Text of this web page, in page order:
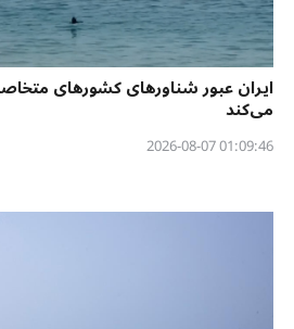
ایران عبور شناورهای کشورهای
می‌کند
01:09:46 2026-08-07